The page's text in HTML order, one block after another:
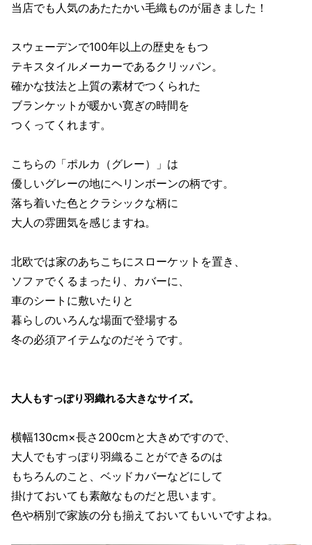
当店でも人気のあたたかい毛織ものが届きました！
スウェーデンで100年以上の歴史をもつ
テキスタイルメーカーであるクリッパン。
確かな技法と上質の素材でつくられた
ブランケットが暖かい寛ぎの時間を
つくってくれます。
こちらの「ポルカ（グレー）」は
優しいグレーの地にヘリンボーンの柄です。
落ち着いた色とクラシックな柄に
大人の雰囲気を感じますね。
北欧では家のあちこちにスローケットを置き、
ソファでくるまったり、カバーに、
車のシートに敷いたりと
暮らしのいろんな場面で登場する
冬の必須アイテムなのだそうです。
大人もすっぽり羽織れる大きなサイズ。
横幅130cm×長さ200cmと大きめですので、
大人でもすっぽり羽織ることができるのは
もちろんのこと、ベッドカバーなどにして
掛けておいても素敵なものだと思います。
色や柄別で家族の分も揃えておいてもいいですよね。